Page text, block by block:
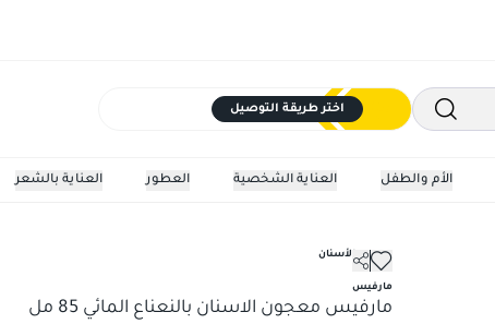
اختر طريقة التوصيل
العناية بالشعر العطور العناية الشخصية الأم والطفل
مارفيس معجون الاسنان بالنعناع المائي 85 مل
معجون الأسنان
مارفيس
مارفيس معجون الاسنان بالنعناع المائي 85 مل